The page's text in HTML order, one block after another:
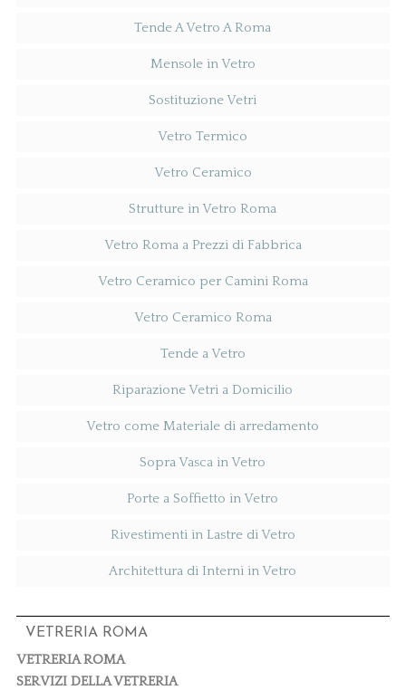
Tende A Vetro A Roma
Mensole in Vetro
Sostituzione Vetri
Vetro Termico
Vetro Ceramico
Strutture in Vetro Roma
Vetro Roma a Prezzi di Fabbrica
Vetro Ceramico per Camini Roma
Vetro Ceramico Roma
Tende a Vetro
Riparazione Vetri a Domicilio
Vetro come Materiale di arredamento
Sopra Vasca in Vetro
Porte a Soffietto in Vetro
Rivestimenti in Lastre di Vetro
Architettura di Interni in Vetro
VETRERIA ROMA
VETRERIA ROMA
SERVIZI DELLA VETRERIA